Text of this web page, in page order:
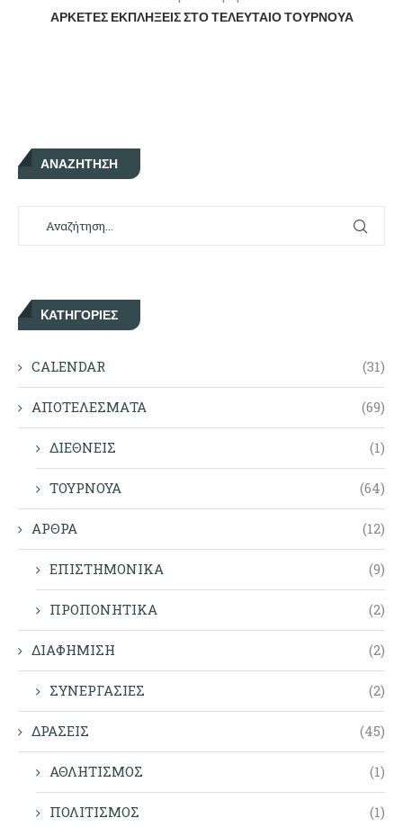
ΑΡΚΕΤΈΣ ΕΚΠΛΉΞΕΙΣ ΣΤΟ ΤΕΛΕΥΤΑΊΟ ΤΟΥΡΝΟΥΆ
ΑΝΑΖΉΤΗΣΗ
KΑΤΗΓΟΡΊΕΣ
CALENDAR (31)
ΑΠΟΤΕΛΕΣΜΑΤΑ (69)
ΔΙΕΘΝΕΙΣ (1)
ΤΟΥΡΝΟΥΑ (64)
ΑΡΘΡΑ (12)
ΕΠΙΣΤΗΜΟΝΙΚΑ (9)
ΠΡΟΠΟΝΗΤΙΚΑ (2)
ΔΙΑΦΗΜΙΣΗ (2)
ΣΥΝΕΡΓΑΣΙΕΣ (2)
ΔΡΑΣΕΙΣ (45)
ΑΘΛΗΤΙΣΜΟΣ (1)
ΠΟΛΙΤΙΣΜΟΣ (1)